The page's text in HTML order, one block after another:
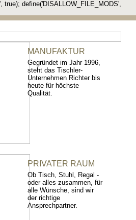
true); define('DISALLOW_FILE_MODS',
MANUFAKTUR
Gegründet im Jahr 1996,
steht das Tischler-
Unternehmen Richter bis
heute für höchste
Qualität.
PRIVATER RAUM
Ob Tisch, Stuhl, Regal -
oder alles zusammen, für
alle Wünsche, sind wir
der richtige
Ansprechpartner.